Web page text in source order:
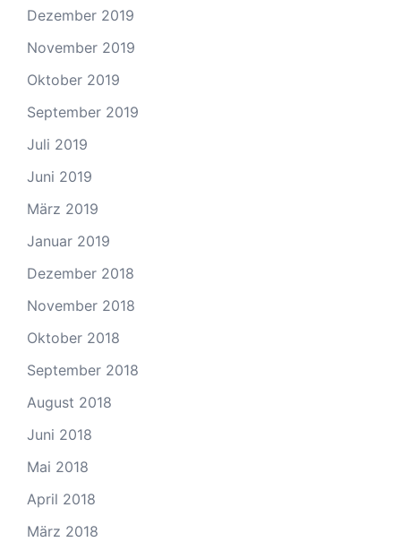
Dezember 2019
November 2019
Oktober 2019
September 2019
Juli 2019
Juni 2019
März 2019
Januar 2019
Dezember 2018
November 2018
Oktober 2018
September 2018
August 2018
Juni 2018
Mai 2018
April 2018
März 2018